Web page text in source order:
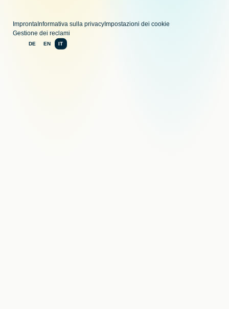
DE EN IT
ImprontaInformativa sulla privacyImpostazioni dei cookie
Gestione dei reclami